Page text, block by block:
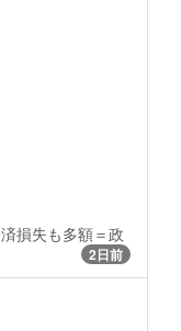
損失も多額＝政
2日前